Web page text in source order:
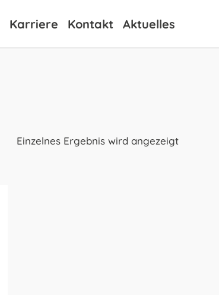
Karriere Kontakt Aktuelles
Einzelnes Ergebnis wird angezeigt